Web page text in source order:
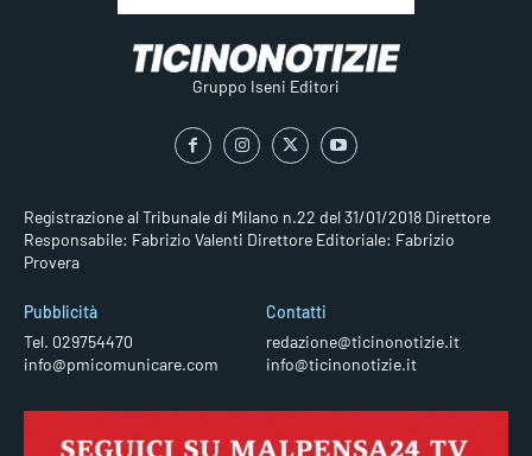
Gruppo Iseni Editori
Registrazione al Tribunale di Milano n.22 del 31/01/2018 Direttore
Responsabile: Fabrizio Valenti Direttore Editoriale: Fabrizio
Provera
Pubblicità
Tel. 029754470
info@pmicomunicare.com
Contatti
redazione@ticinonotizie.it
info@ticinonotizie.it